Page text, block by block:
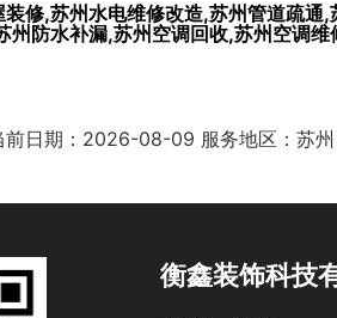
修,苏州水电维修改造,苏州管道疏通
州防水补漏,苏州空调回收,苏州空调
前日期：2026-08-09 服务地区：苏州
衡鑫装饰科技